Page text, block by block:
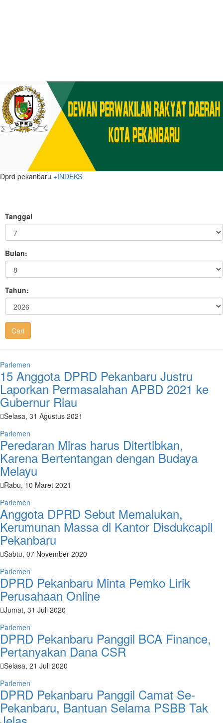
Dprd pekanbaru +INDEKS
Tanggal
Bulan:
Tahun:
Parlemen
15 Anggota DPRD Pekanbaru Justru
Laporkan Permasalahan APBD 2021 ke
Gubernur Riau
Selasa, 31 Agustus 2021
Parlemen
Peredaran Miras harus Ditertibkan,
Karena Bertentangan dengan Budaya
Melayu
Rabu, 10 Maret 2021
Parlemen
Anggota DPRD Sebut Memalukan,
Kerumunan Massa di Kantor Disdukcapil
Pekanbaru
Sabtu, 07 November 2020
Parlemen
DPRD Pekanbaru Minta Pemko Lirik
Perusahaan Online
Jumat, 31 Juli 2020
Parlemen
DPRD Pekanbaru Panggil BCA Finance,
Pertanyakan Dana CSR
Selasa, 21 Juli 2020
Parlemen
DPRD Pekanbaru Panggil Camat Se-
Pekanbaru, Bantuan Selama PSBB Tak